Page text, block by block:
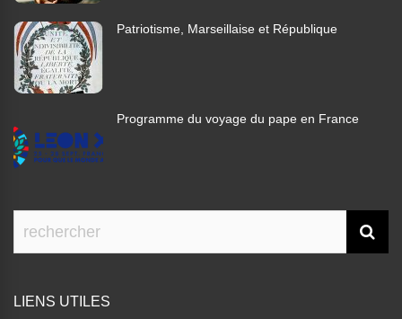
Patriotisme, Marseillaise et République
Programme du voyage du pape en France
LIENS UTILES